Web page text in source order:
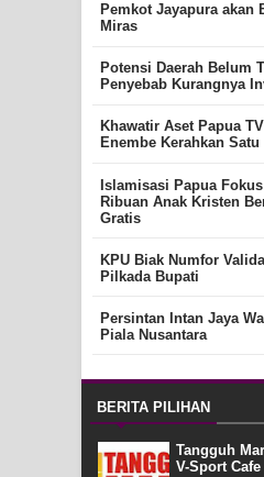
Pemkot Jayapura akan
Miras
Potensi Daerah Belum
Penyebab Kurangnya
Khawatir Aset Papua
Enembe Kerahkan
Islamisasi Papua
Ribuan Anak Kristen
Gratis
KPU Biak Numfor
Pilkada Bupati
Persintan Intan Jaya
Piala Nusantara
BERITA PILIHAN
Tangguh
V-Sport Cafe